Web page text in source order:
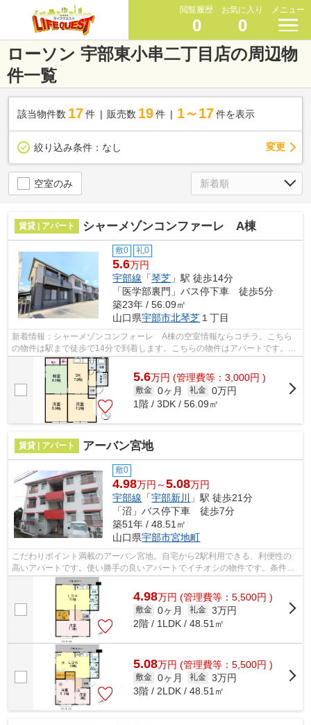
閲覧履歴
0
お気に入り
0
メニュー
ローソン 宇部東小串二丁目店の周辺物
件一覧
該当物件数 17件 販売数 19 件 1～17 件を表示
絞り込み条件： なし 変更
空室のみ
賃貸 | アパート シャーメゾンコンファーレ A棟
敷0 礼0
5.6万円
宇部線 「琴芝 」駅 徒歩14分
「医学部裏門」バス停下車 徒歩5分
築23年 / 56.09㎡
山口県宇部市北琴芝 １丁目
新着情報：シャーメゾンコンフォーレ A棟の空室情報ならコチラ。こちら
の物件は駅まで徒歩で14分で到着します。こちらの物件はアパートです。最
上階の物件です。たくさんの物件をご用...
5.6万円 (管理費等：3,000円 )
敷金 0ヶ月 礼金 0万円
1階 / 3DK / 56.09㎡
賃貸 | アパート アーバン宮地
敷0
4.98万円～5.08万円
宇部線 「宇部新川
」駅 徒歩21分
「沼」バス停下車 徒歩7分
築51年 / 48.51㎡
山口県宇部市宮地町
こだわりポイント満載のアーバン宮地。自宅から2駅利用できる、利便性の
高いアパートです。使い勝手の良いアパートでイチオシの物件です。条件の
中からご希望の物件が見つからない場合...
4.98万円 (管理費等：5,500円 )
敷金 0ヶ月 礼金 3万円
2階 / 1LDK / 48.51㎡
5.08万円 (管理費等：5,500円 )
敷金 0ヶ月 礼金 3万円
3階 / 2LDK / 48.51㎡